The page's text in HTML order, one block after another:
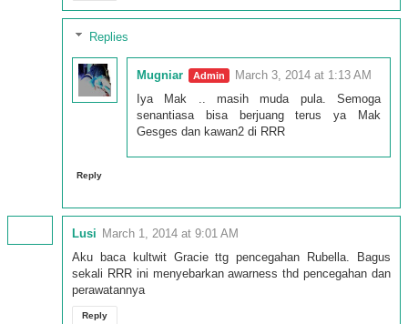
Replies
Mugniar
March 3, 2014 at 1:13 AM
Iya Mak .. masih muda pula. Semoga
senantiasa bisa berjuang terus ya Mak
Gesges dan kawan2 di RRR
Reply
Lusi March 1, 2014 at 9:01 AM
Aku baca kultwit Gracie ttg pencegahan Rubella. Bagus
sekali RRR ini menyebarkan awarness thd pencegahan dan
perawatannya
Reply